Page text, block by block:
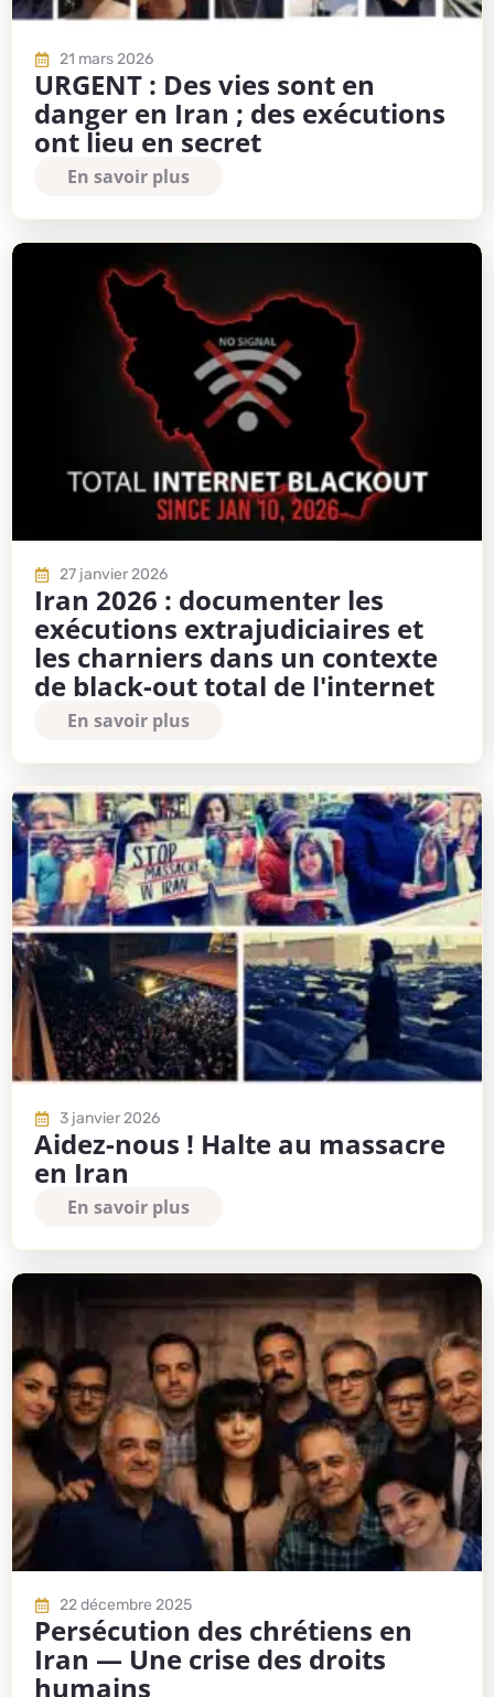
21 mars 2026
URGENT : Des vies sont en
danger en Iran ; des exécutions
ont lieu en secret
En savoir plus
27 janvier 2026
Iran 2026 : documenter les
exécutions extrajudiciaires et
les charniers dans un contexte
de black-out total de l'internet
En savoir plus
3 janvier 2026
Aidez-nous ! Halte au massacre
en Iran
En savoir plus
22 décembre 2025
Persécution des chrétiens en
Iran — Une crise des droits
humains